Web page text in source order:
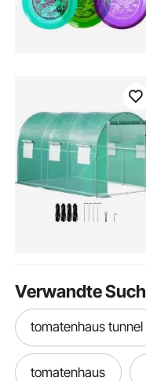
Verwandte
tomatenhaus tunnel
tomatenhaus